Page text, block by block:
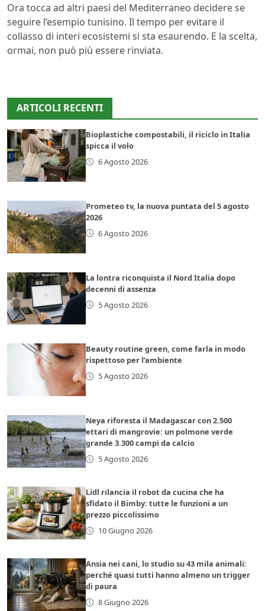
Ora tocca ad altri paesi del Mediterraneo decidere se
seguire l’esempio tunisino. Il tempo per evitare il
collasso di interi ecosistemi si sta esaurendo. E la scelta,
ormai, non può più essere rinviata.
ARTICOLI RECENTI
Bioplastiche compostabili, il riciclo in Italia
spicca il volo
6 Agosto 2026
Prometeo tv, la nuova puntata del 5 agosto
2026
6 Agosto 2026
La lontra riconquista il Nord Italia dopo
decenni di assenza
5 Agosto 2026
Beauty routine green, come farla in modo
rispettoso per l’ambiente
5 Agosto 2026
Neya riforesta il Madagascar con 2.500
ettari di mangrovie: un polmone verde
grande 3.300 campi da calcio
5 Agosto 2026
Lidl rilancia il robot da cucina che ha
sfidato il Bimby: tutte le funzioni a un
prezzo piccolissimo
10 Giugno 2026
Ansia nei cani, lo studio su 43 mila animali:
perché quasi tutti hanno almeno un trigger
di paura
8 Giugno 2026